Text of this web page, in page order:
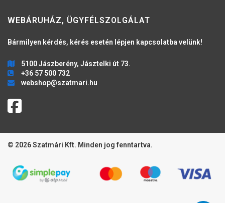
WEBÁRUHÁZ, ÜGYFÉLSZOLGÁLAT
Bármilyen kérdés, kérés esetén lépjen kapcsolatba velünk!
5100 Jászberény, Jásztelki út 73.
+36 57 500 732
webshop@szatmari.hu
© 2026 Szatmári Kft. Minden jog fenntartva.